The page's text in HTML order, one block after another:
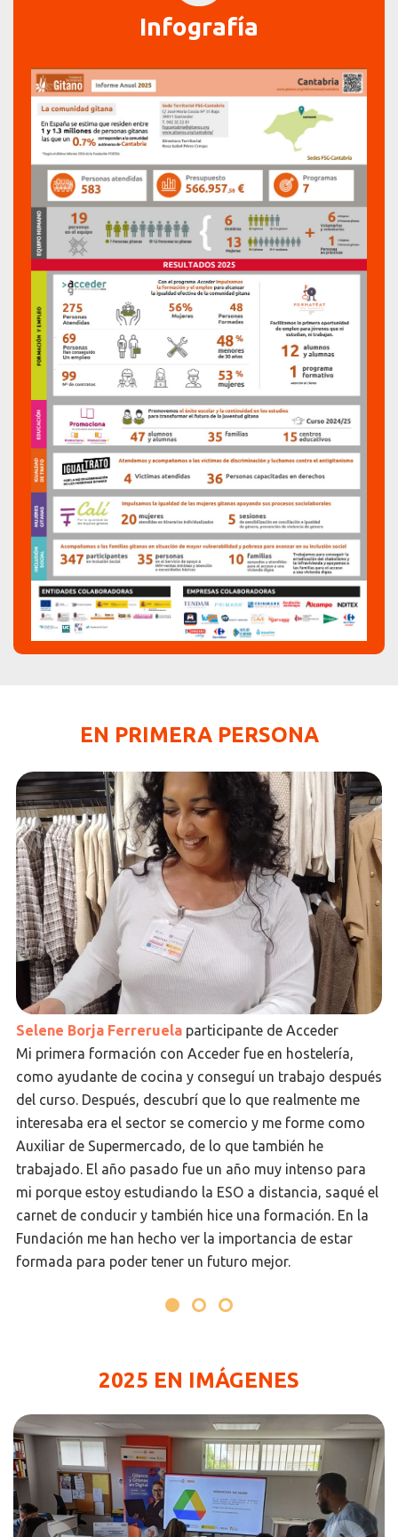
Infografía
EN PRIMERA PERSONA
Selene Borja Ferreruela participante de Acceder
Mi primera formación con Acceder fue en hostelería,
como ayudante de cocina y conseguí un trabajo después
del curso. Después, descubrí que lo que realmente me
interesaba era el sector se comercio y me forme como
Auxiliar de Supermercado, de lo que también he
trabajado. El año pasado fue un año muy intenso para
mi porque estoy estudiando la ESO a distancia, saqué el
carnet de conducir y también hice una formación. En la
Fundación me han hecho ver la importancia de estar
formada para poder tener un futuro mejor.
2025 EN IMÁGENES